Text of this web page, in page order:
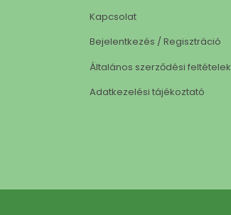
Kapcsolat
Bejelentkezés / Regisztráció
Általános szerződési feltételek
Adatkezelési tájékoztató